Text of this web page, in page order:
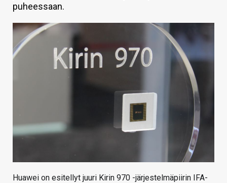
HINTA.FI
KAUPPA
VAIHDA TEEMA
puheessaan.
Huawei on esitellyt juuri Kirin 970 -järjestelmäpiirin IFA-